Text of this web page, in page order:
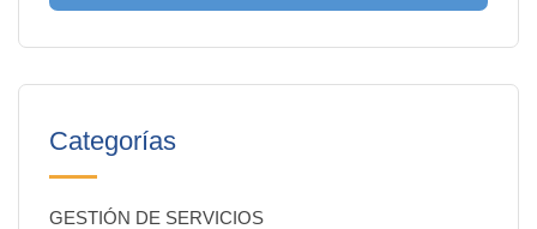
Categorías
GESTIÓN DE SERVICIOS